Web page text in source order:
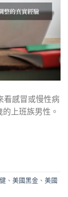
看感冒或慢性病
上班族男性。
、 美國黑金 、 美國